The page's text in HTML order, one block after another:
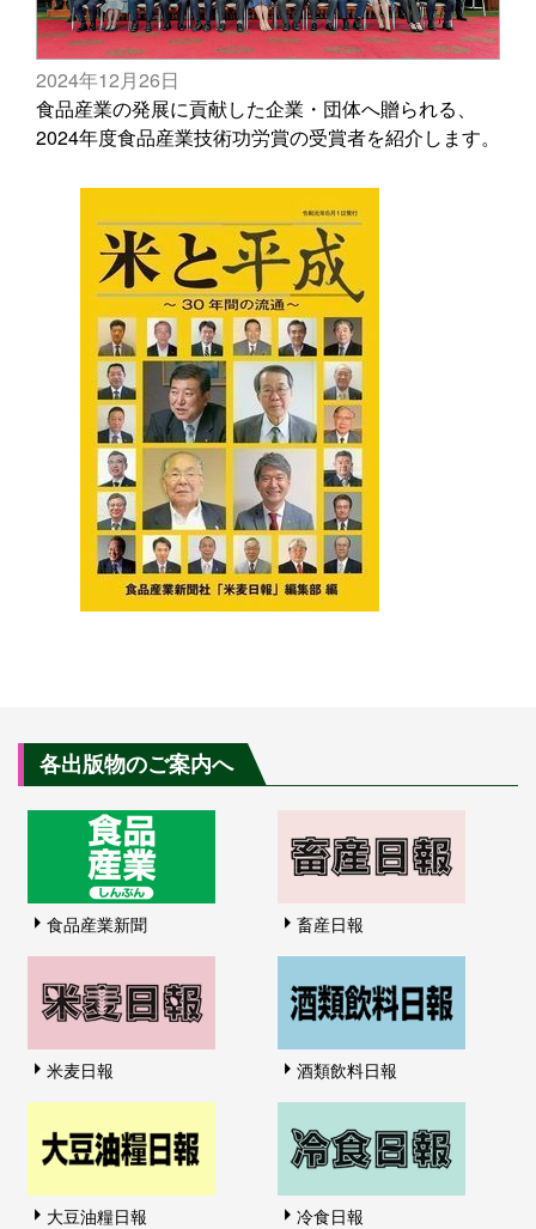
2024年12月26日
食品産業の発展に貢献した企業・団体へ贈られる、
2024年度食品産業技術功労賞の受賞者を紹介します。
各出版物のご案内へ
食品産業新聞 畜産日報
米麦日報 酒類飲料日報
大豆油糧日報 冷食日報